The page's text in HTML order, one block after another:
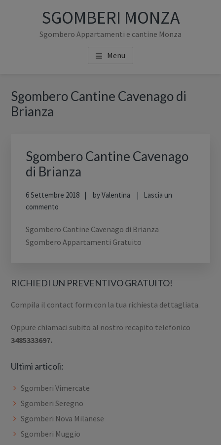
SGOMBERI MONZA
Sgombero Appartamenti e cantine Monza
Menu
Sgombero Cantine Cavenago di
Brianza
Sgombero Cantine Cavenago
di Brianza
6 Settembre 2018 byValentina
Lascia un
commento
Sgombero Cantine Cavenago di Brianza
Sgombero Appartamenti Gratuito
Barra
laterale
primaria
RICHIEDI UN PREVENTIVO GRATUITO!
Compila il contact form con la tua richiesta dettagliata.
Oppure chiamaci subito al nostro recapito telefonico
3485333697.
Ultimi articoli:
Sgomberi Vimercate
Sgomberi Seregno
Sgomberi Nova Milanese
Sgomberi Muggio